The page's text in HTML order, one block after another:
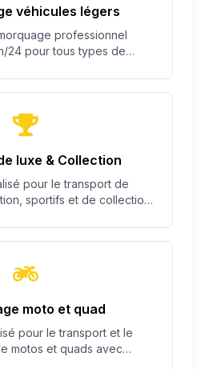
véhicules légers
professionnel
24 pour tous types de
luxe & Collection
pour le transport de
sportifs et de collection
moto et quad
pour le transport et le
motos et quads avec